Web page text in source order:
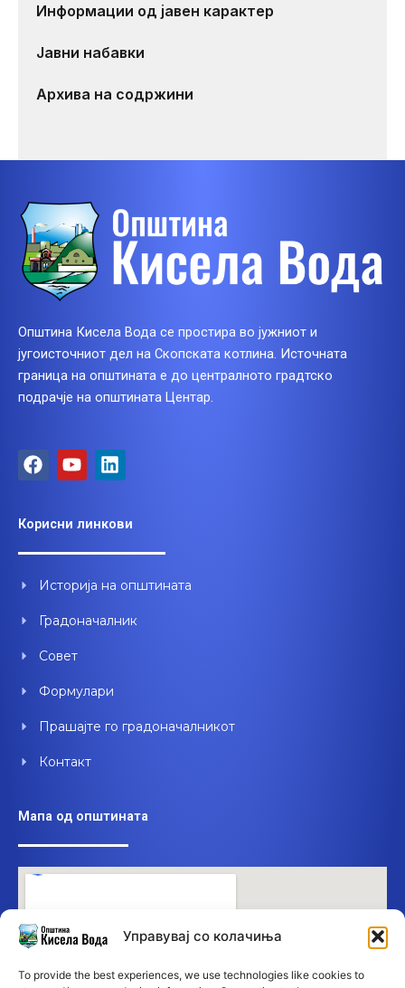
Управувај со колачиња
To provide the best experiences, we use technologies like cookies to
Информации од јавен карактер
Јавни набавки
Архива на содржини
Општина Кисела Вода се простира во јужниот и
југоисточниот дел на Скопската котлина. Источната
граница на општината е до централното градтско
подрачје на општината Центар.
F
a
b
o
k
Y
o
u
b
L
i
e
d
n
Корисни линкови
Историја на општината
Градоначалник
Совет
Формулари
Прашајте го градоначалникот
Контакт
Мапа од општината